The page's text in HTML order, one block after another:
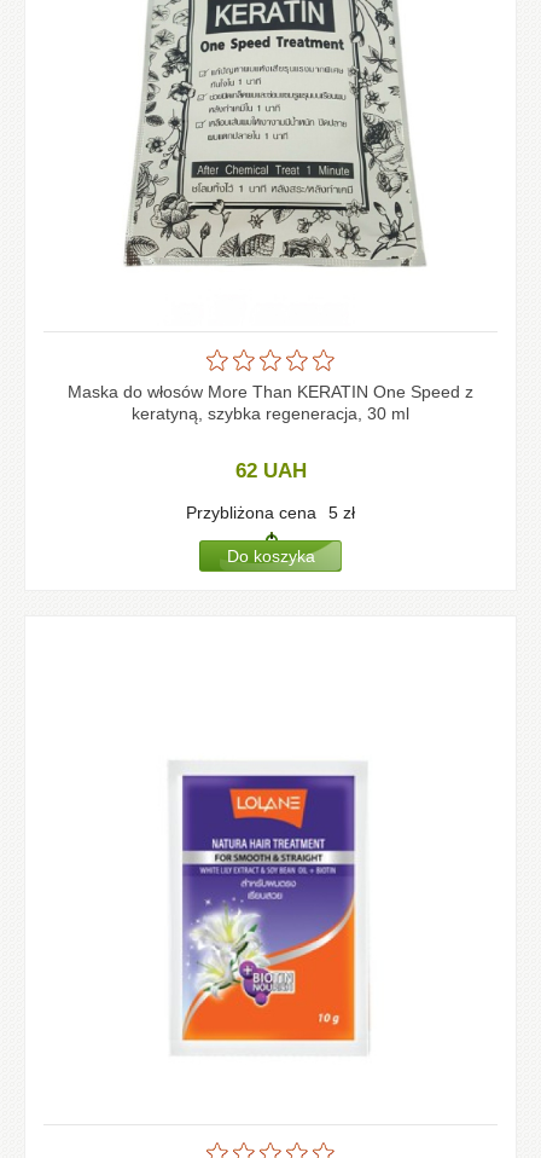
Maska do włosów More Than KERATIN One Speed z
keratyną, szybka regeneracja, 30 ml
62 UAH
Przybliżona cena 5 zł